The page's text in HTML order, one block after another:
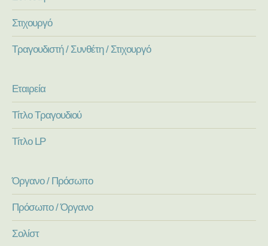
Στιχουργό
Τραγουδιστή / Συνθέτη / Στιχουργό
Εταιρεία
Τίτλο Τραγουδιού
Τίτλο LP
Όργανο / Πρόσωπο
Πρόσωπο / Όργανο
Σολίστ